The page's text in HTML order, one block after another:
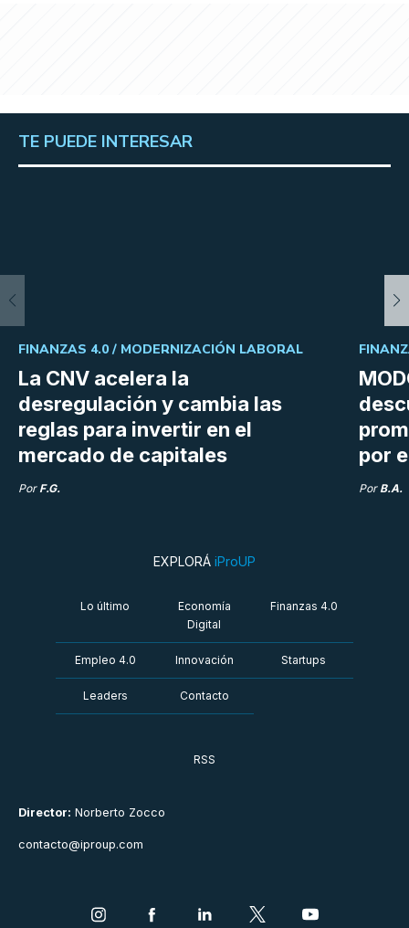
TE PUEDE INTERESAR
La CNV acelera la
desregulación y cambia las
reglas para invertir en el
mercado de capitales
FINANZAS 4.0 / MODERNIZACIÓN LABORAL
Por F.G.
por
Por B.A.
Director: Norberto Zocco
contacto@iproup.com
EXPLORÁ iProUP
Lo último
Economía
Digital
Finanzas 4.0
Empleo 4.0 Innovación Startups
Leaders Contacto
RSS